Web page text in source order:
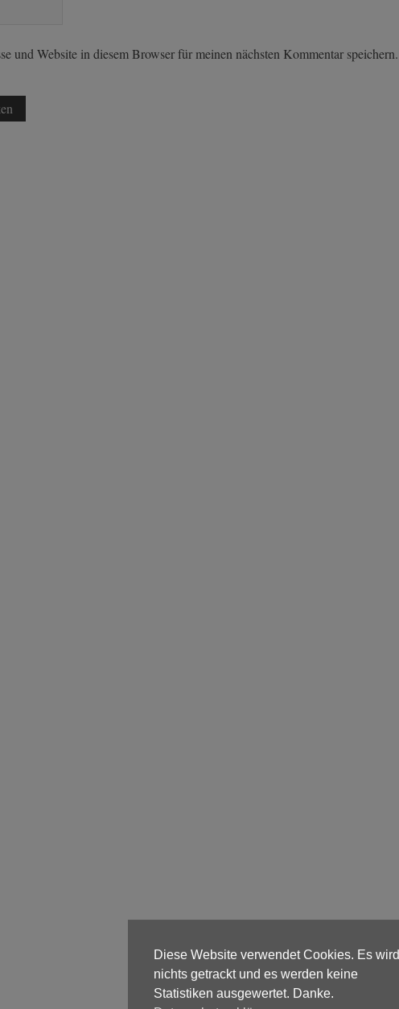
und Website in diesem Browser für meinen nächsten Kommentar speichern.
Diese Website verwendet Cookies. Es wird
nichts getrackt und es werden keine
Statistiken ausgewertet. Danke.